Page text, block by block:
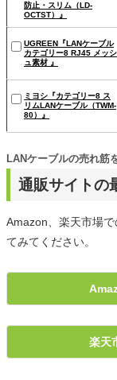
防止・スリム（LD-
OCTST）』
UGREEN『LANケーブル
カテゴリー8 RJ45 メッシ
ュ素材 』
ミヨシ『カテゴリー8 ス
リムLANケーブル（TWM-
80）』
通販サイトの
LANケーブルの売れ筋
Amazon、楽天市場
てみてください。
楽天